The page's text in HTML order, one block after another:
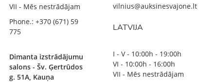
VII - Mēs nestrādājam
Phone.: +370 (671) 59
775
Dimanta izstrādājumu
salons - Šv. Ģertrūdos
g. 51A, Kauņa
vilnius@auksinesvajone.lt
LATVIJA
I - V - 10:00h - 19:00h
VI - 10:00h - 16:00h
VII - Mēs nestrādājam